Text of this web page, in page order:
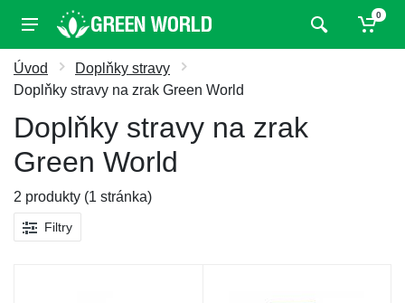
0
Úvod
Doplňky stravy
Doplňky stravy na zrak Green World
Doplňky stravy na zrak
Green World
2 produkty (1 stránka)
Filtry